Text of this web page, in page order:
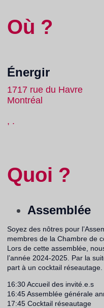
Où ?
Énergir
1717 rue du Havre
Montréal
, .
Quoi ?
Assemblée
Soyez des nôtres pour
membres de la Chambre de
Lors de cette assemblée,
l’année 2024-2025. Par la
part à un cocktail réseautage.
16:30 Accueil des invité.e.s
16:45 Assemblée générale
17:45 Cocktail réseautage